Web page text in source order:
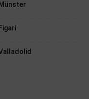
Münster
Figari